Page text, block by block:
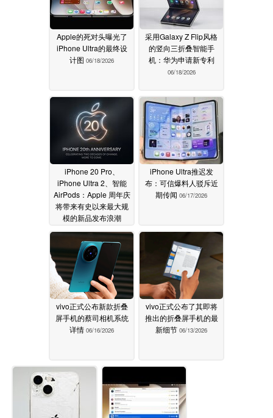
Apple的死对头曝光了
iPhone Ultra的最终设
计图 06/18/2026
采用Galaxy Z Flip风格
的竖向三折叠智能手
机：华为申请新专利
06/18/2026
iPhone 20 Pro、
iPhone Ultra 2、智能
AirPods：Apple 周年庆
将带来有史以来最大规
模的新品发布浪潮
06/17/2026
iPhone Ultra推迟发
布：可信爆料人驳斥近
期传闻 06/17/2026
vivo正式公布新款折叠
屏手机的蔡司相机系统
详情 06/16/2026
vivo正式公布了其即将
推出的折叠屏手机的最
新细节 06/13/2026